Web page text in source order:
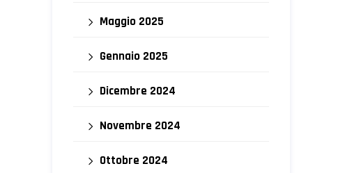
Maggio 2025
Gennaio 2025
Dicembre 2024
Novembre 2024
Ottobre 2024